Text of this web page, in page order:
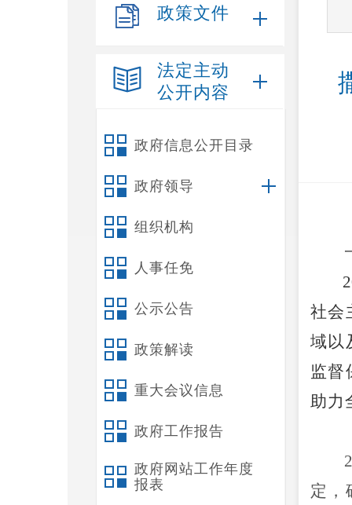
政策文件
法定主动
公开内容
政府信息公开目录
政府领导
组织机构
人事任免
公示公告
政策解读
重大会议信息
政府工作报告
政府网站工作年度
报表
社会
域以
监督
助力
定，